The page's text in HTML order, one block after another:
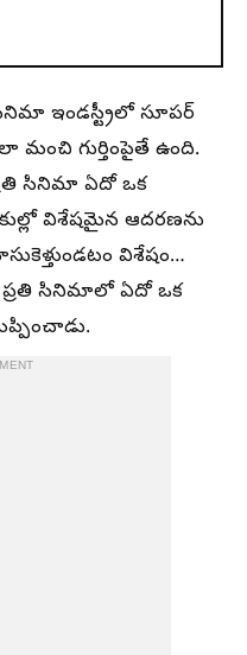
సినిమా ఇండస్ట్రీలో సూపర్
గుర్తింపైతే ఉంది.
సినిమా ఏదో ఒక
విశేషమైన ఆదరణను
విశేషం…
సినిమాలో ఏదో ఒక